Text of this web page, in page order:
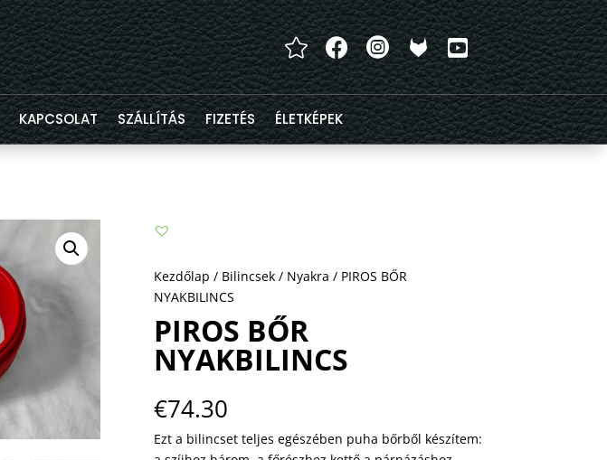
   
KAPCSOLAT SZÁLLÍTÁS FIZETÉS ÉLETKÉPEK
Kezdőlap / Bilincsek / Nyakra / PIROS BŐR
NYAKBILINCS
PIROS BŐR
NYAKBILINCS
€74.30
Ezt a bilincset teljes egészében puha bőrből készítem: